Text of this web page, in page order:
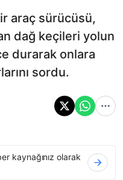
araç sürücüsü,
dağ keçileri yolun
durarak onlara
sordu.
kaynağınız olarak